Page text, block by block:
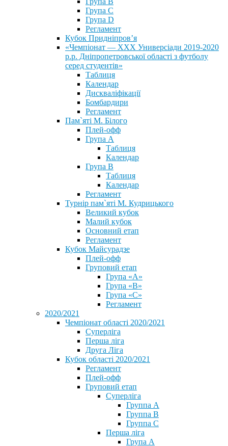
Група С
Група D
Регламент
Кубок Придніпров’я
«Чемпіонат — ХХХ Универсіади 2019-2020
р.р. Дніпропетровської області з футболу
серед студентів»
Таблиця
Календар
Дискваліфікації
Бомбардири
Регламент
Пам`яті М. Білого
Плей-офф
Група А
Таблиця
Календар
Група В
Таблиця
Календар
Регламент
Турнір пам`яті М. Кудрицького
Великий кубок
Малий кубок
Основний етап
Регламент
Кубок Майсурадзе
Плей-офф
Груповий етап
Група «А»
Група «B»
Група «C»
Регламент
2020/2021
Чемпіонат області 2020/2021
Суперліга
Перша ліга
Друга Ліга
Кубок області 2020/2021
Регламент
Плей-офф
Груповий етап
Суперліга
Группа A
Группа B
Группа C
Перша ліга
Група A